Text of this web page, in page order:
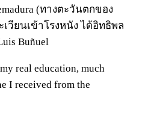
(ทางตะวันตกของ
วียนเข้าโรงหนัง ได้อิทธิพล
Buñuel
real education, much
I received from the